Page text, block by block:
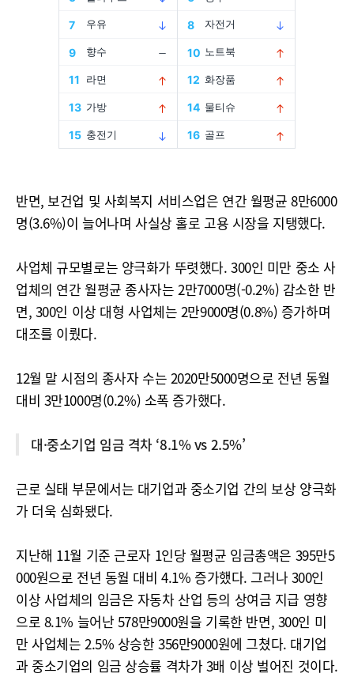
반면, 보건업 및 사회복지 서비스업은 연간 월평균 8만6000
명(3.6%)이 늘어나며 사실상 홀로 고용 시장을 지탱했다.
사업체 규모별로는 양극화가 뚜렷했다. 300인 미만 중소 사
업체의 연간 월평균 종사자는 2만7000명(-0.2%) 감소한 반
면, 300인 이상 대형 사업체는 2만9000명(0.8%) 증가하며
대조를 이뤘다.
12월 말 시점의 종사자 수는 2020만5000명으로 전년 동월
대비 3만1000명(0.2%) 소폭 증가했다.
대·중소기업 임금 격차 ‘8.1% vs 2.5%’
근로 실태 부문에서는 대기업과 중소기업 간의 보상 양극화
가 더욱 심화됐다.
지난해 11월 기준 근로자 1인당 월평균 임금총액은 395만5
000원으로 전년 동월 대비 4.1% 증가했다. 그러나 300인
이상 사업체의 임금은 자동차 산업 등의 상여금 지급 영향
으로 8.1% 늘어난 578만9000원을 기록한 반면, 300인 미
만 사업체는 2.5% 상승한 356만9000원에 그쳤다. 대기업
과 중소기업의 임금 상승률 격차가 3배 이상 벌어진 것이다.